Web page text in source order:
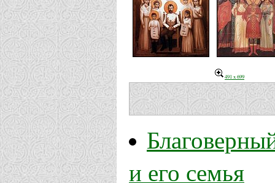
491 x 699
и его семья